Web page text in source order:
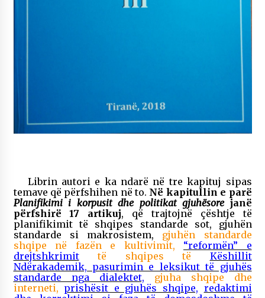
Librin autori e ka ndarë në tre kapituj sipas
temave që përfshihen në to. Në kapitullin e parë
Planifikimi i korpusit dhe politikat gjuhësorejanë
përfshirë 17 artikuj, që trajtojnë çështje të
planifikimit të shqipes standarde sot, gjuhën
standarde si makrosistem, gjuhën standarde
shqipe në fazën e kultivimit, “reformën” e
drejtshkrimittë shqipes të Këshillit
Ndërakademik, pasurimin e leksikut të gjuhës
standarde nga dialektet, gjuha shqipe dhe
interneti, prishësit e gjuhës shqipe, redaktimi